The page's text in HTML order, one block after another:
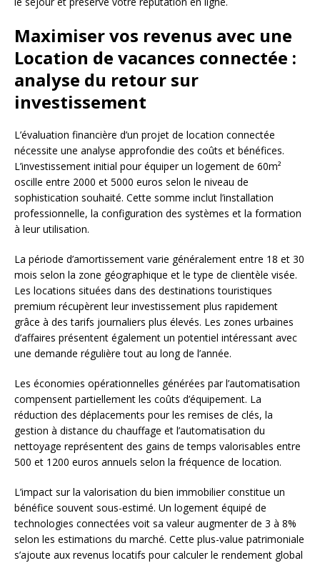
Maximiser vos revenus avec une
Location de vacances connectée :
analyse du retour sur
investissement
L’évaluation financière d’un projet de location connectée
nécessite une analyse approfondie des coûts et bénéfices.
L’investissement initial pour équiper un logement de 60m²
oscille entre 2000 et 5000 euros selon le niveau de
sophistication souhaité. Cette somme inclut l’installation
professionnelle, la configuration des systèmes et la formation
à leur utilisation.
La période d’amortissement varie généralement entre 18 et 30
mois selon la zone géographique et le type de clientèle visée.
Les locations situées dans des destinations touristiques
premium récupèrent leur investissement plus rapidement
grâce à des tarifs journaliers plus élevés. Les zones urbaines
d’affaires présentent également un potentiel intéressant avec
une demande régulière tout au long de l’année.
Les économies opérationnelles générées par l’automatisation
compensent partiellement les coûts d’équipement. La
réduction des déplacements pour les remises de clés, la
gestion à distance du chauffage et l’automatisation du
nettoyage représentent des gains de temps valorisables entre
500 et 1200 euros annuels selon la fréquence de location.
L’impact sur la valorisation du bien immobilier constitue un
bénéfice souvent sous-estimé. Un logement équipé de
technologies connectées voit sa valeur augmenter de 3 à 8%
selon les estimations du marché. Cette plus-value patrimoniale
s’ajoute aux revenus locatifs pour calculer le rendement global